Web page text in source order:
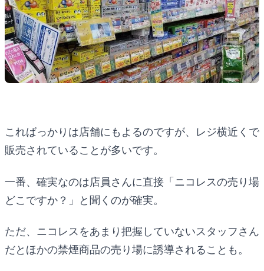
こればっかりは店舗にもよるのですが、レジ横近くで
販売されていることが多いです。
一番、確実なのは店員さんに直接「ニコレスの売り場
どこですか？」と聞くのが確実。
ただ、ニコレスをあまり把握していないスタッフさん
だとほかの禁煙商品の売り場に誘導されることも。